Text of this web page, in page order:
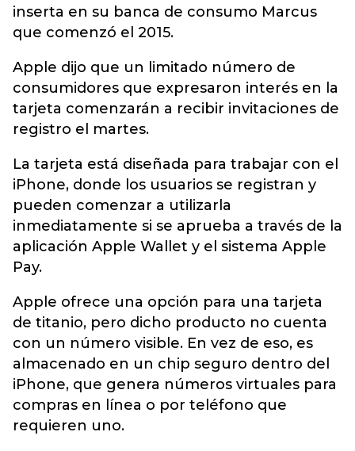
inserta en su banca de consumo Marcus
que comenzó el 2015.
Apple dijo que un limitado número de
consumidores que expresaron interés en la
tarjeta comenzarán a recibir invitaciones de
registro el martes.
La tarjeta está diseñada para trabajar con el
iPhone, donde los usuarios se registran y
pueden comenzar a utilizarla
inmediatamente si se aprueba a través de la
aplicación Apple Wallet y el sistema Apple
Pay.
Apple ofrece una opción para una tarjeta
de titanio, pero dicho producto no cuenta
con un número visible. En vez de eso, es
almacenado en un chip seguro dentro del
iPhone, que genera números virtuales para
compras en línea o por teléfono que
requieren uno.